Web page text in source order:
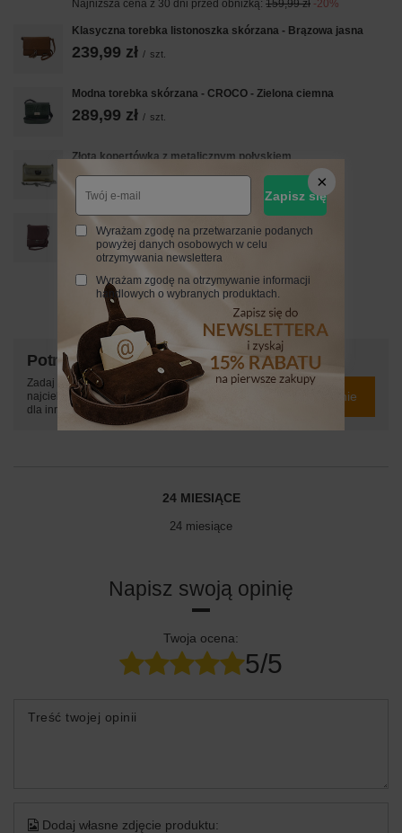
Najniższa cena z 30 dni przed obniżką: 159,99 zł -20%
Klasyczna torebka listonoszka skórzana - Brązowa jasna
239,99 zł / szt.
Modna torebka skórzana - CROCO - Zielona ciemna
289,99 zł / szt.
Złota kopertówka z metalicznym połyskiem
149,99 zł / szt.
Skórzana torebka listonoszka z klapką - Bordowa
151,99 zł / szt.
Najniższa cena z 30 dni przed obniżką:189,99 zł
Potrzebujesz pomocy? Masz pytania?
Zadaj pytanie a my odpowiemy niezwłocznie,
najciekawsze pytania i odpowiedzi publikując
dla innych.
Zadaj pytanie
24 MIESIĄCE
24 miesiące
Napisz swoją opinię
Twoja ocena:
5/5
Treść twojej opinii
Dodaj własne zdjęcie produktu:
Zapisz się
Wyrażam zgodę na przetwarzanie podanych
powyżej danych osobowych w celu
otrzymywania newslettera
Wyrażam zgodę na otrzymywanie informacji
handlowych o wybranych produktach.